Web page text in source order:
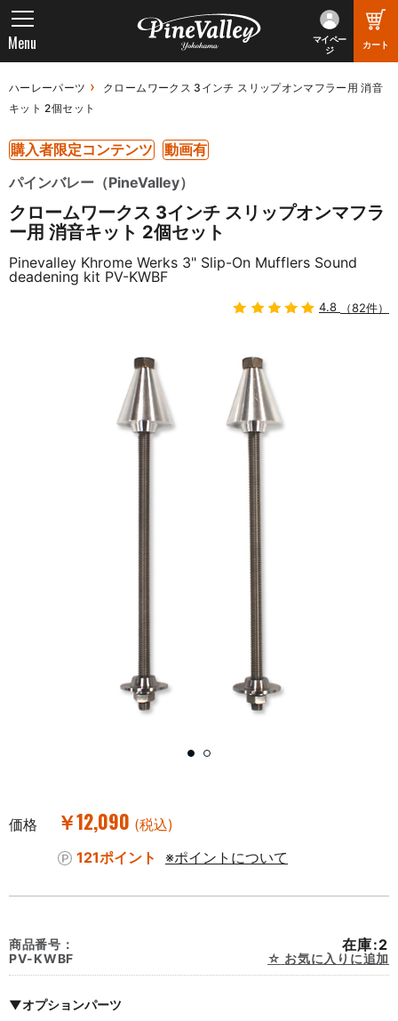
マイペー
ジ
カート
Menu
ハーレーパーツ
クロームワークス 3インチ スリップオンマフラー用 消音
キット 2個セット
購入者限定コンテンツ
動画有
パインバレー（PineValley）
クロームワークス 3インチ スリップオンマフラ
ー用 消音キット 2個セット
Pinevalley Khrome Werks 3" Slip-On Mufflers Sound
deadening kit PV-KWBF
4.8 （82件）
価格 ￥12,090 (税込)
121ポイント
※ポイントについて
商品番号：
PV-KWBF
在庫:2
お気に入りに追加
▼オプションパーツ